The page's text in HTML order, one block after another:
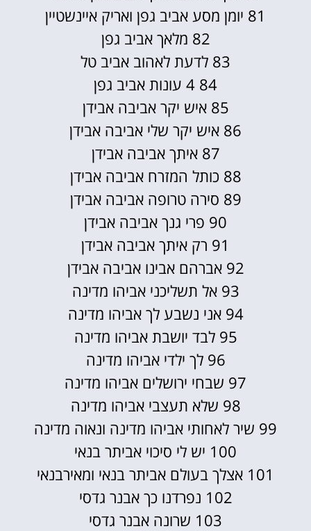
81 יומן מסע אביב גפן ואריק איינשטיין
82 מלאך אביב גפן
83 לדעת לאהוב אביב טל
84 4 עונות אביב גפן
85 איש יקר אביבה אבידן
86 איש יקר שלי אביבה אבידן
87 איתך אביבה אבידן
88 כותל המזרח אביבה אבידן
89 סירה טרופה אביבה אבידן
90 פרי גנך אביבה אבידן
91 רק איתך אביבה אבידן
92 אברהם אבינו אביבה אבידן
93 אל תשליכני אביהו מדינה
94 אני נשבע לך אביהו מדינה
95 לבד יושבת אביהו מדינה
96 לך ילדי אביהו מדינה
97 שבחי ירושלים אביהו מדינה
98 שלא תעצבי אביהו מדינה
99 שיר לאחותי אביהו מדינה ונאוה מדינה
100 יש לי סיכוי אביתר בנאי
101 אצלך בעולם אביתר בנאי ומאירבנאי
102 נפרדנו כך אבנר גדסי
103 שרונה אבנר גדסי